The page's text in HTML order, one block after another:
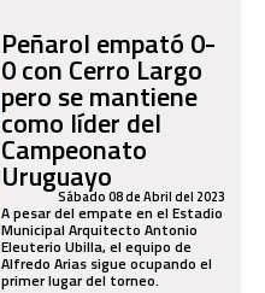
Peñarol empató 0-
0 con Cerro Largo
pero se mantiene
como líder del
Campeonato
UruguayoSábado 08 de Abril del 2023
A pesar del empate en el Estadio
Municipal Arquitecto Antonio
Eleuterio Ubilla, el equipo de
Alfredo Arias sigue ocupando el
primer lugar del torneo.